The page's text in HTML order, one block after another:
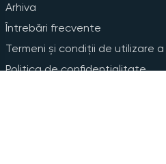
Arhiva
Întrebări frecvente
Termeni și condiții de utilizare
Politica de confidențialitate